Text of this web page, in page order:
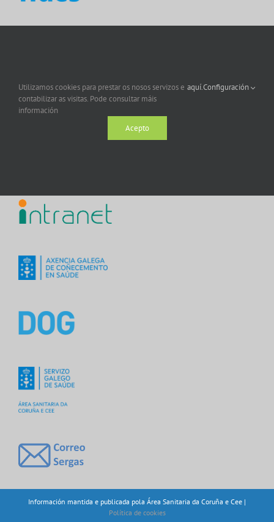
Información mantida e publicada pola Área Sanitaria da Coruña e Cee |
Política de cookies
Utilizamos cookies para prestar os nosos servizos e
contabilizar as visitas. Pode consultar máis
información
aquí.Configuración
Acepto